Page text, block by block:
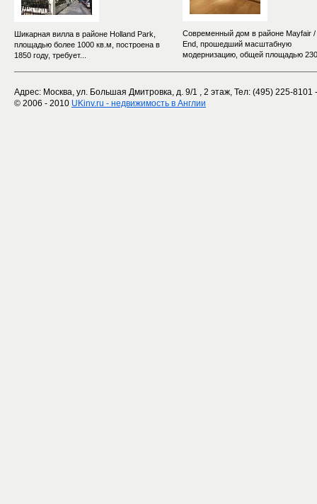
Шикарная вилла в районе Holland Park,
площадью более 1000 кв.м, построена в
1850 году, требует...
Современный дом в районе Mayfair /
End, прошедший масштабную
модернизацию, общей площадью
Адрес: Москва, ул. Большая Дмитровка, д. 9/1 , 2 этаж, Тел: (495) 225-8101
© 2006 - 2010 UKinv.ru - недвижимость в Англии